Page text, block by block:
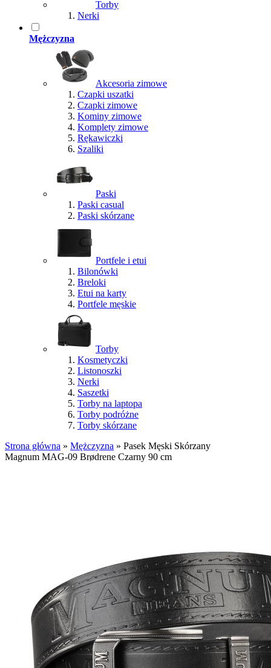
Torby
Nerki
Mężczyzna
Akcesoria zimowe
Czapki uszatki
Czapki zimowe
Kominy zimowe
Komplety zimowe
Rękawiczki
Szaliki
Paski
Paski casual
Paski skórzane
Portfele i etui
Bilonówki
Breloki
Etui na karty
Portfele męskie
Torby
Kosmetyczki
Listonoszki
Nerki
Saszetki
Torby na laptopa
Torby podróżne
Torby skórzane
Strona główna » Mężczyzna » Pasek Męski Skórzany
Magnum MAG-09 Brødrene Czarny 90 cm